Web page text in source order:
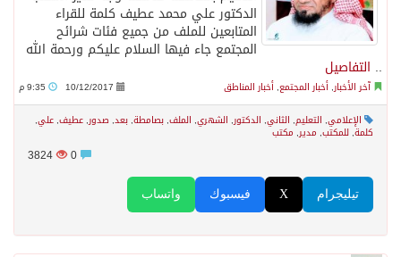
وزير الدفاع: اتفاقية مكة تسهم في دعم أمن واستقرار المنطقة والعالم
الدكتور علي محمد عطيف كلمة للقراء
المتابعين للملف من جميع فئات شرائح
المجتمع جاء فيها السلام عليكم ورحمة الله
.. التفاصيل
آخر الأخبار, أخبار المجتمع, أخبار المناطق 10/12/2017
الإعلامي, التعليم, الثاني, الدكتور, الشهري, الملف, بصامطة, بعد, صدور, عطيف, علي,
كلمة, للمكتب, مدير, مكتب
3824
واتساب فيسبوك X تيليجرام